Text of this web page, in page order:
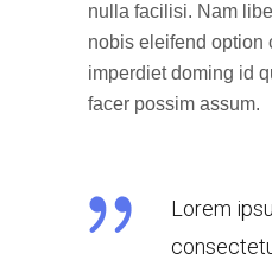
nulla facilisi. Nam
nobis eleifend option
imperdiet doming id
facer possim assum.
Lorem